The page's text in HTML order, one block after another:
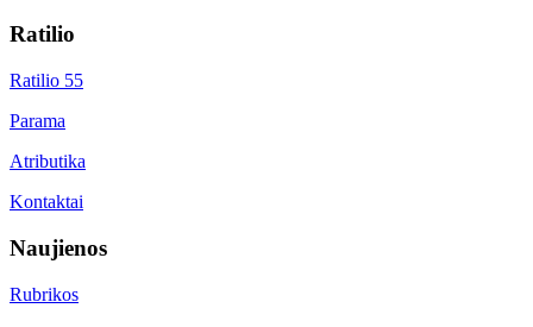
Ratilio
Ratilio 55
Parama
Atributika
Kontaktai
Naujienos
Rubrikos